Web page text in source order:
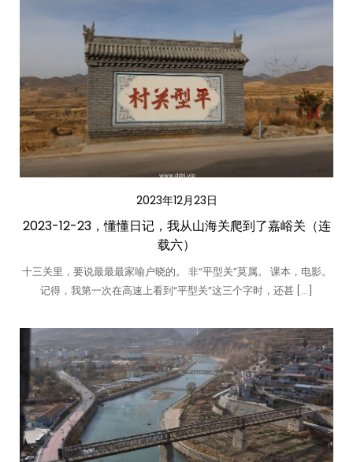
2023年12月23日
2023-12-23，懂懂日记，我从山海关爬到了嘉峪关（连
载六）
十三关里，要说最最最家喻户晓的。 非“平型关”莫属。 课本，电影。
记得，我第一次在高速上看到“平型关”这三个字时，还甚 […]